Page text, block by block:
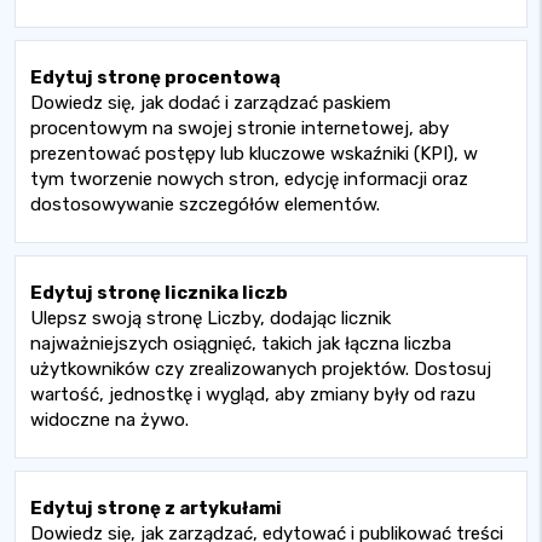
Edytuj stronę procentową
Dowiedz się, jak dodać i zarządzać paskiem
procentowym na swojej stronie internetowej, aby
prezentować postępy lub kluczowe wskaźniki (KPI), w
tym tworzenie nowych stron, edycję informacji oraz
dostosowywanie szczegółów elementów.
Edytuj stronę licznika liczb
Ulepsz swoją stronę Liczby, dodając licznik
najważniejszych osiągnięć, takich jak łączna liczba
użytkowników czy zrealizowanych projektów. Dostosuj
wartość, jednostkę i wygląd, aby zmiany były od razu
widoczne na żywo.
Edytuj stronę z artykułami
Dowiedz się, jak zarządzać, edytować i publikować treści